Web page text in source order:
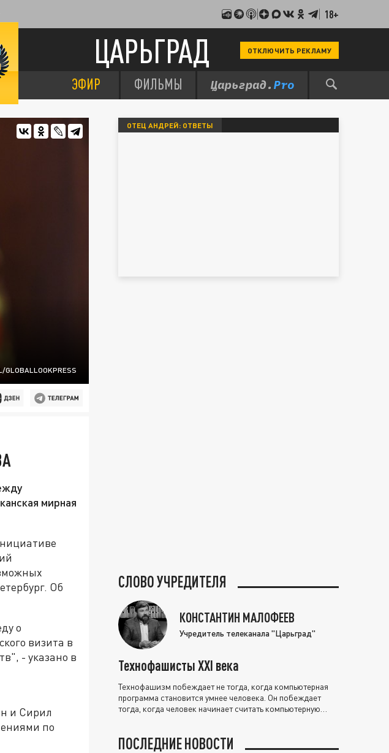
18+
ЦАРЬГРАД ОТКЛЮЧИТЬ РЕКЛАМУ
ЭФИР ФИЛЬМЫ
GLOBALLOOKPRESS
мирная
Об
о
визита в
- указано в
и Сирил
по
ОТЕЦ АНДРЕЙ: ОТВЕТЫ
СЛОВО УЧРЕДИТЕЛЯ
КОНСТАНТИН МАЛОФЕЕВ
Учредитель телеканала "Царьград"
Технофашисты XXI века
Технофашизм побеждает не тогда, когда компьютерная
программа становится умнее человека. Он побеждает
тогда, когда человек начинает считать компьютерную
ПОСЛЕДНИЕ НОВОСТИ